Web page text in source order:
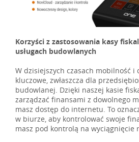
Korzyści z zastosowania kasy
usługach budowlanych
W dzisiejszych czasach mobilność i
kluczowe, zwłaszcza dla
budowlanej. Dzięki naszej kasie
zarządzać finansami z dowolnego
masz dostęp do internetu. To
w biurze, aby kontrolować swoje
masz pod kontrolą na wyciągnięcie